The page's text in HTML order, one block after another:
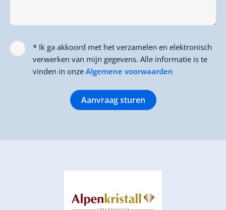
* Ik ga akkoord met het verzamelen en elektronisch
verwerken van mijn gegevens. Alle informatie is te
vinden in onze Algemene voorwaarden
Aanvraag sturen